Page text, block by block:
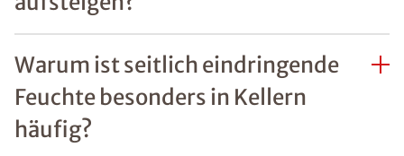
Warum ist seitlich eindringende
Feuchte besonders in Kellern
häufig?